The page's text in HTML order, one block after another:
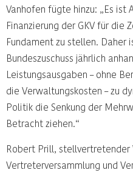
Vanhofen fügte hinzu: „Es ist
Finanzierung der GKV für die
Fundament zu stellen. Daher
Bundeszuschuss jährlich
Leistungsausgaben – ohne
die Verwaltungskosten – zu
Politik die Senkung der
Betracht ziehen.“
Robert Prill, stellvertretender
Vertreterversammlung und